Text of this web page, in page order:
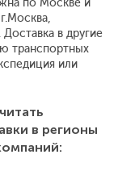
по Москве и
в другие
транспортных
или
в регионы